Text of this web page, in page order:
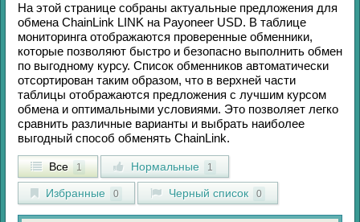
На этой странице собраны актуальные предложения для
обмена ChainLink LINK на Payoneer USD. В таблице
мониторинга отображаются проверенные обменники,
которые позволяют быстро и безопасно выполнить обмен
по выгодному курсу. Список обменников автоматически
отсортирован таким образом, что в верхней части
таблицы отображаются предложения с лучшим курсом
обмена и оптимальными условиями. Это позволяет легко
сравнить различные варианты и выбрать наиболее
выгодный способ обменять ChainLink.
Все 1 Нормальные 1
Избранные 0 Черный список 0